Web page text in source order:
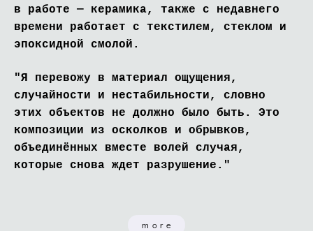
в работе — керамика, также с недавнего
времени работает с текстилем, стеклом и
эпоксидной смолой.
"Я перевожу в материал ощущения,
случайности и нестабильности, словно
этих объектов не должно было быть. Это
композиции из осколков и обрывков,
объединённых вместе волей случая,
которые снова ждет разрушение."
more